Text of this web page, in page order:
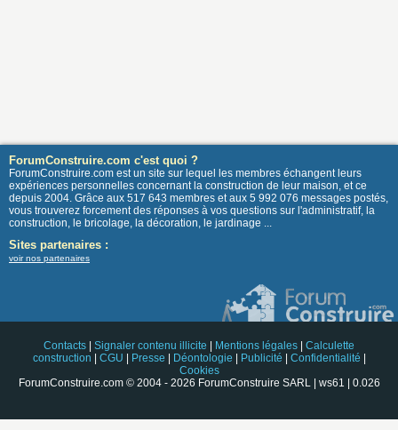
ForumConstruire.com c'est quoi ?
ForumConstruire.com est un site sur lequel les membres échangent leurs
expériences personnelles concernant la construction de leur maison, et ce
depuis 2004. Grâce aux 517 643 membres et aux 5 992 076 messages postés,
vous trouverez forcement des réponses à vos questions sur l'administratif, la
construction, le bricolage, la décoration, le jardinage ...
Sites partenaires :
voir nos partenaires
Contacts Signaler contenu illicite Mentions légales
Calculette
construction
CGU Presse Déontologie Publicité Confidentialité
Cookies
ForumConstruire.com © 2004 - 2026 ForumConstruire SARL | ws61 | 0.026